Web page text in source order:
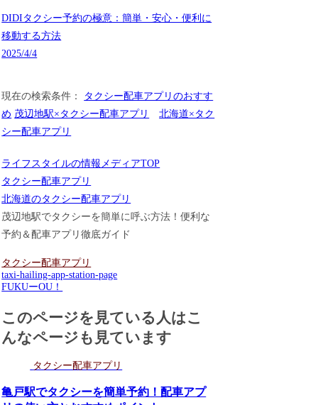
DIDIタクシー予約の極意：簡単・安心・便利に
移動する方法
2025/4/4
現在の検索条件：
タクシー配車アプリのおすす
め 茂辺地駅×タクシー配車アプリ
北海道×タク
シー配車アプリ
ライフスタイルの情報メディアTOP
タクシー配車アプリ
北海道のタクシー配車アプリ
茂辺地駅でタクシーを簡単に呼ぶ方法！便利な
予約＆配車アプリ徹底ガイド
タクシー配車アプリ
taxi-hailing-app-station-page
FUKUーOU！
このページを見ている人はこ
んなページも見ています
タクシー配車アプリ
亀戸駅でタクシーを簡単予約！配車アプ